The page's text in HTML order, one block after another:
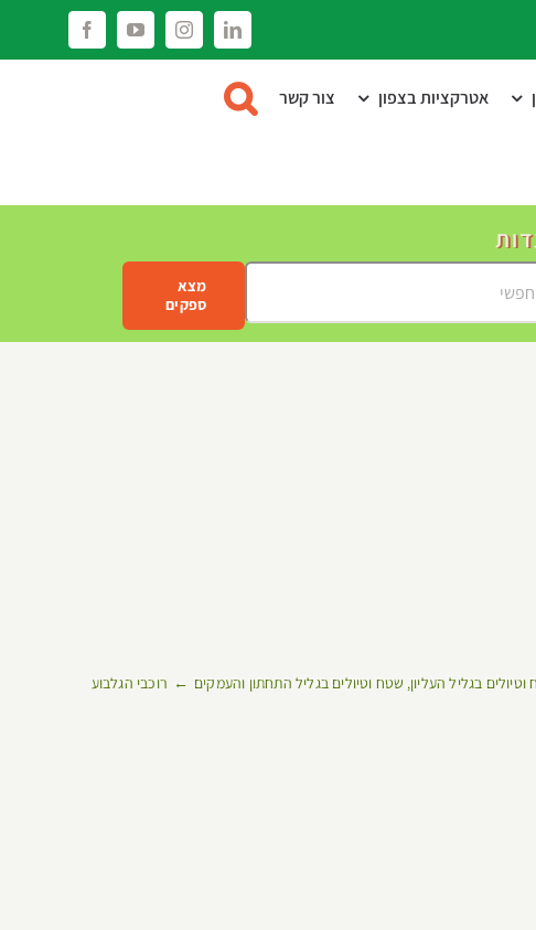
LinkedIn
Instagram
YouTube
Facebook
אטרקציות בצפון צור קשר
מצא
ספקים
בגליל העליון שטח וטיולים בגליל התחתון והעמקים רוכבי הגלבוע